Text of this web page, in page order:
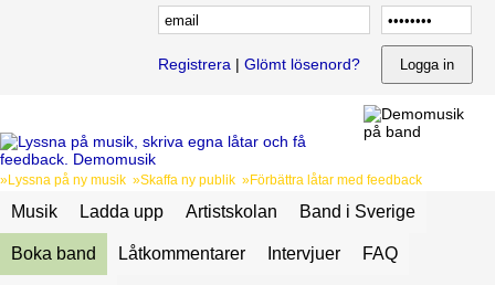
Registrera | Glömt lösenord?
»Lyssna på ny musik »Skaffa ny publik »Förbättra låtar med feedback
Musik Ladda upp Artistskolan Band i Sverige
Boka band Låtkommentarer Intervjuer FAQ